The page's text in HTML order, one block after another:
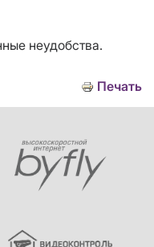
неудобства.
Печать